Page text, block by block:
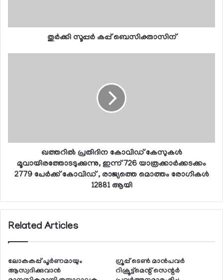
തുര്‍ക്കി സൂപ്പര്‍ കപ്പ് ബെസിക്താസിന്
ഖത്തറില്‍ പ്രതിദിന കോവിഡ് കേസുകള്‍
മൂവായിരത്തോടടുക്കുന്നു, ഇന്ന് 726 യാത്രക്കാര്‍ക്കടക്കം
2779 പേര്‍ക്ക് കോവിഡ് , രാജ്യത്തെ മൊത്തം രോഗികള്‍
12881 ആയി
Related Articles
ലോകകപ്പ് പൂര്‍ണമായും
ആസ്വദിക്കുവാന്‍
ഗ്രൂപ്പ് ടെണ്‍ മാന്‍പവര്‍
റിക്രൂട്ട്‌മെന്റ് സെന്റര്‍